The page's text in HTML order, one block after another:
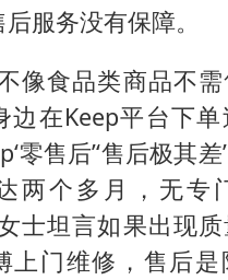
服务没有保障。
像食品类商品不
边在Keep平台下
零售后’‘售后极其
两个多月，无专
士坦言如果出现
上门维修，售后是